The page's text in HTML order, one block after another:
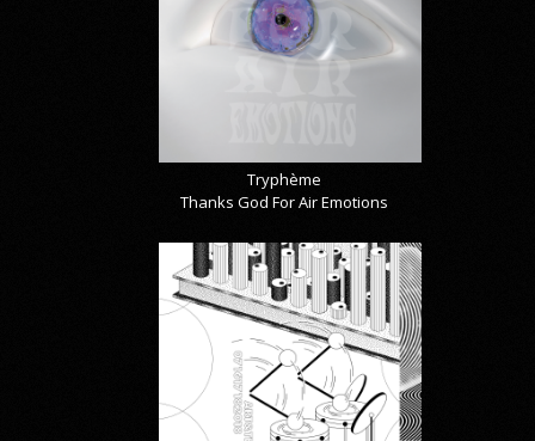
Tryphème
Thanks God For Air Emotions